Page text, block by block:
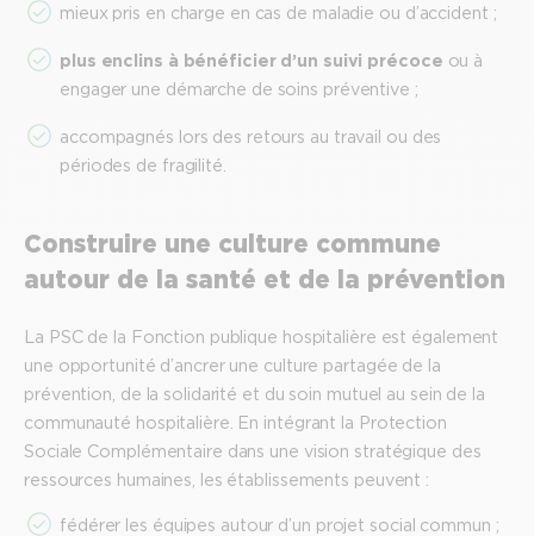
mieux pris en charge en cas de maladie ou d’accident ;
plus enclins à bénéficier d’un suivi précoce ou à
engager une démarche de soins préventive ;
accompagnés lors des retours au travail ou des
périodes de fragilité.
Construire une culture commune
autour de la santé et de la prévention
La PSC de la Fonction publique hospitalière est également
une opportunité d’ancrer une culture partagée de la
prévention, de la solidarité et du soin mutuel au sein de la
communauté hospitalière. En intégrant la Protection
Sociale Complémentaire dans une vision stratégique des
ressources humaines, les établissements peuvent :
fédérer les équipes autour d’un projet social commun ;